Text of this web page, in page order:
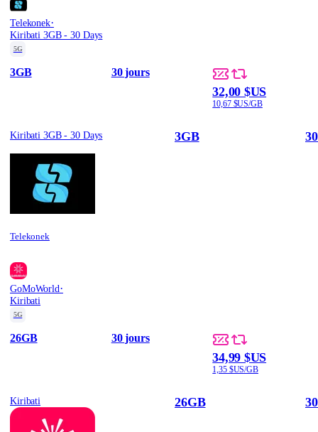
Telekonek·
Kiribati 3GB - 30 Days
5G
3GB 30 jours
32,00 $US
10,67 $US/GB
Kiribati 3GB - 30 Days
Telekonek
3GB
GoMoWorld ·
Kiribati
5G
26GB 30 jours
34,99 $US
1,35 $US/GB
Kiribati 26GB